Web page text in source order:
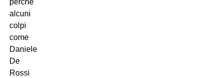
perché
alcuni
colpi
come
Daniele
De
Rossi